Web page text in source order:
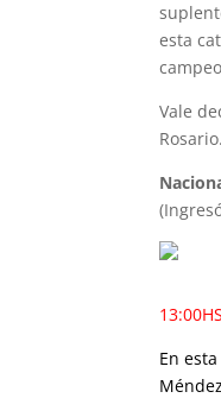
esta
Vale
Rosario.
En